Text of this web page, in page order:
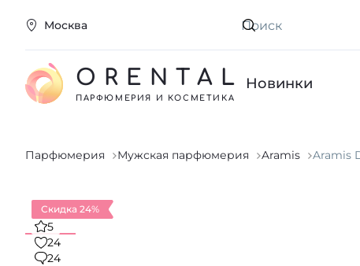
Москва Искать
ORENTAL
ПАРФЮМЕРИЯ И КОСМЕТИКА
Новинки
Парфюмерия Мужская парфюмерия Aramis Aramis
Скидка 24%
5
24
24